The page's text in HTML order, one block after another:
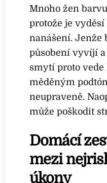
Mnoho žen
protože je
nanášení. Jenže
působení vyvíjí a
smytí proto
měděným
neupraveně.
může poškodit
Domácí
mezi
úkony